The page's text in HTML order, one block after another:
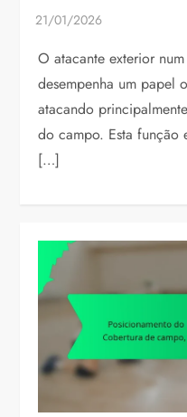
O atacante exterior
desempenha um papel
atacando
do campo. Esta função
[…]